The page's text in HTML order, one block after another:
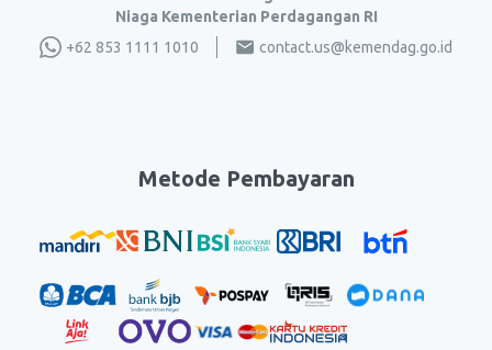
Niaga Kementerian Perdagangan RI
+62 853 1111 1010
contact.us@kemendag.go.id
Metode Pembayaran